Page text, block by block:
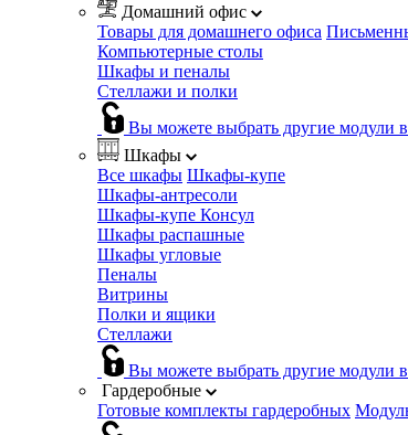
Домашний офис
Товары для домашнего офиса
Компьютерные столы
Шкафы и пеналы
Стеллажи и полки
Вы можете выбрать другие модули
Шкафы
Все шкафы Шкафы-купе
Шкафы-антресоли
Шкафы-купе Консул
Шкафы распашные
Шкафы угловые
Пеналы
Витрины
Полки и ящики
Стеллажи
Вы можете выбрать другие модули
Гардеробные
Готовые комплекты гардеробных